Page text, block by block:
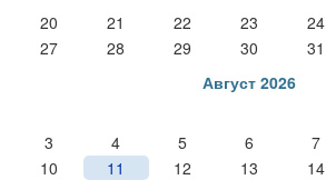
20
21 22 23 24
27
28 29 30
31
Август 2026
3
4 5 6 7
10
11 12 13 14